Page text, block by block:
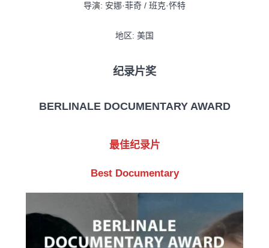
导演: 安娜·菲奇 / 班克·怀特
地区: 美国
纪录片奖
BERLINALE DOCUMENTARY AWARD
最佳纪录片
Best Documentary